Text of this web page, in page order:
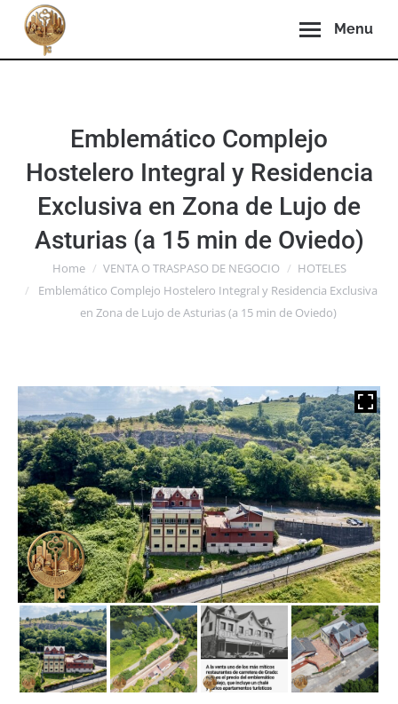
Menu
Emblemático Complejo
Hostelero Integral y Residencia
Exclusiva en Zona de Lujo de
Asturias (a 15 min de Oviedo)
You are here:
Home VENTA O TRASPASO DE NEGOCIO
HOTELES
Emblemático Complejo Hostelero Integral y Residencia Exclusiva
en Zona de Lujo de Asturias (a 15 min de Oviedo)